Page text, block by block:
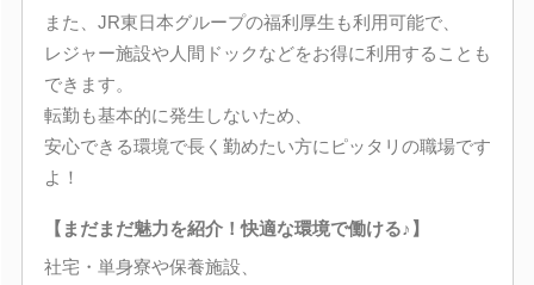
また、JR東日本グループの福利厚生も利用可能で、
レジャー施設や人間ドックなどをお得に利用することも
できます。
転勤も基本的に発生しないため、
安心できる環境で長く勤めたい方にピッタリの職場です
よ！
【まだまだ魅力を紹介！快適な環境で働ける♪】
社宅・単身寮や保養施設、